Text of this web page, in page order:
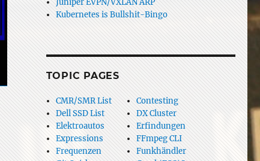
Juniper EVPN/VXLAN ARP
Kubernetes is Bullshit-Bingo
TOPIC PAGES
CMR/SMR List
Contesting
Dell SSD List
DX Cluster
Elektroautos
Erfindungen
Expressions
FFmpeg CLI
Frequenzen
Funkhändler